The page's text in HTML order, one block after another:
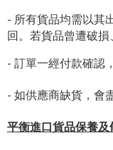
- 所有貨品均需以其
回。若貨品曾遭破損
- 訂單一經付款確認
- 如供應商缺貨，會
平衡進口貨品保養及